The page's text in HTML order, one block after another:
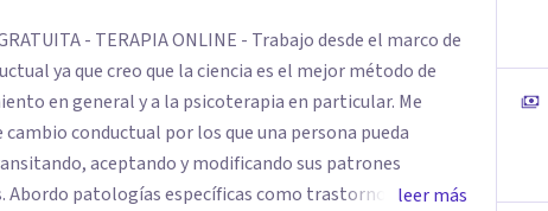
- TERAPIA ONLINE - Trabajo desde el marco de
ya que creo que la ciencia es el mejor método de
en general y a la psicoterapia en particular. Me
conductual por los que una persona pueda
aceptando y modificando sus patrones
Abordo patologías específicas como trastornos deleer más